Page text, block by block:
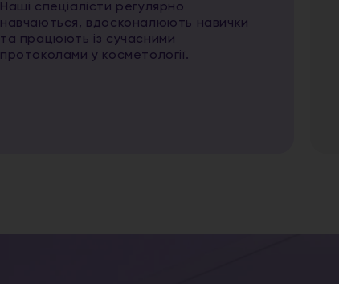
Наші спеціалісти регулярно
навчаються, вдосконалюють навички
та працюють із сучасними
протоколами у косметології.